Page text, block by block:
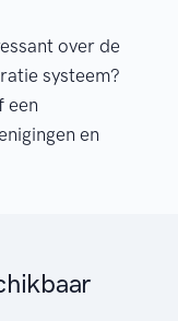
over de
systeem?
een
en